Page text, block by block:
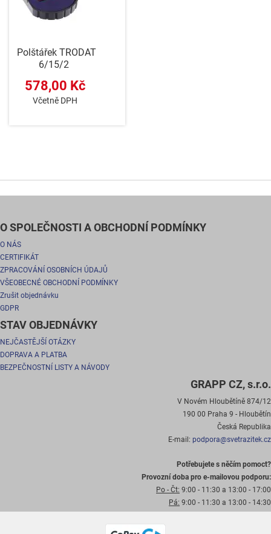
Polštářek TRODAT
6/15/2
578,00 Kč
Včetně DPH
O SPOLEČNOSTI A OBCHODNÍ PODMÍNKY
O NÁS
CERTIFIKÁT
ZPRACOVÁNÍ OSOBNÍCH ÚDAJŮ
VŠEOBECNÉ OBCHODNÍ PODMÍNKY
Zrušit objednávku
GDPR
STAV OBJEDNÁVKY
NEJČASTĚJŠÍ OTÁZKY
DOPRAVA A PLATBA
BEZPEČNOSTNÍ LISTY A NÁVODY
GRAPP CZ, s.r.o.
V Novém Hloubětíně 874/12
190 00 Praha 9 - Hloubětín
Česká Republika
E-mail: podpora@svetrazitek.cz
Potřebujete s něčím pomoct?
Provozní doba pro e-mailovou podporu:
Po - Čt: 9:00 - 11:30 a 13:00 - 17:00
Pá: 9:00 - 11:30 a 13:00 - 14:30